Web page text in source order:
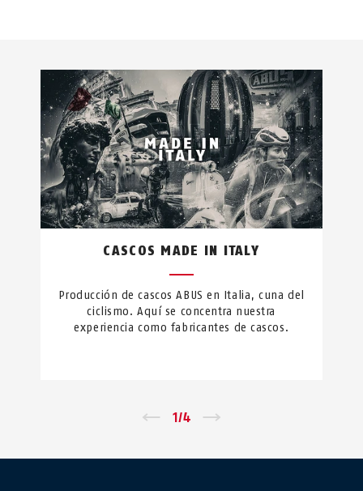
CASCOS MADE IN ITALY
Producción de cascos ABUS en Italia, cuna del
ciclismo. Aquí se concentra nuestra
experiencia como fabricantes de cascos.
1/4